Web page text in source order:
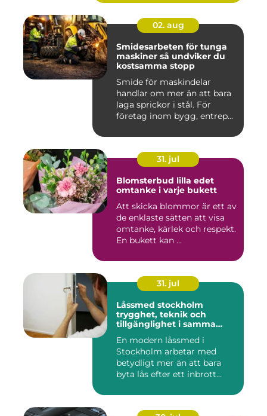
02. aug
Smidesarbeten för tunga
maskiner så undviker du
kostsamma stopp
Smide för maskindelar
handlar om mer än att bara
laga sprickor i stål. För
företag inom bygg, entrep...
31. jul
Blomsterbud lilla edet
omtanke i varje bukett
Att skicka blommor är ett av
de enklaste sätten att visa
omtanke, kärlek och respekt.
En bukett kan ...
31. jul
Låssmed stockholm
trygghet, teknik och
tillgänglighet i samma
En modern låssmed i
Stockholm arbetar med
betydligt mer än att bara
byta lås efter ett inbrott